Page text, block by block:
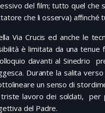
del film; tutto quel che
che li osserva) affinché
Via Crucis ed anche le
è limitata da una tenue
davanti al Sinedrio
Durante la salita
un senso di
lavoro dei soldati,
del Padre.